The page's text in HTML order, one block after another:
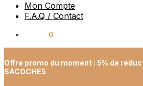
Mon Compte
F.A.Q / Contact
0
Offre promo du moment : 5% de
SACOCHE5